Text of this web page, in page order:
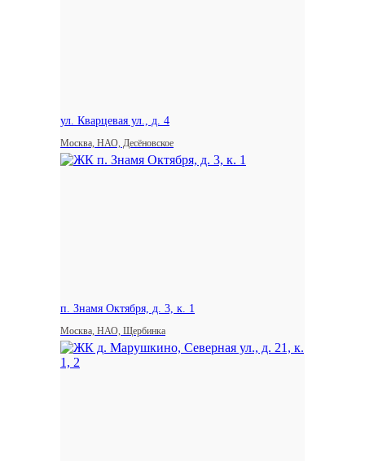
ул. Кварцевая ул., д. 4
Москва, НАО, Десёновское
п. Знамя Октября, д. 3, к. 1
Москва, НАО, Щербинка